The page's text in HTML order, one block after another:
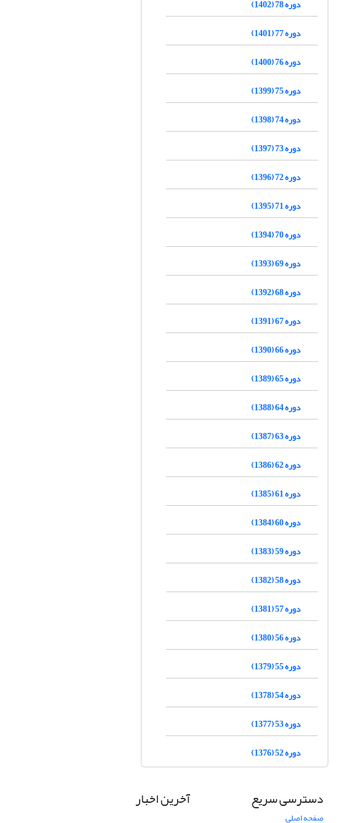
دوره 78 (1402)
دوره 77 (1401)
دوره 76 (1400)
دوره 75 (1399)
دوره 74 (1398)
دوره 73 (1397)
دوره 72 (1396)
دوره 71 (1395)
دوره 70 (1394)
دوره 69 (1393)
دوره 68 (1392)
دوره 67 (1391)
دوره 66 (1390)
دوره 65 (1389)
دوره 64 (1388)
دوره 63 (1387)
دوره 62 (1386)
دوره 61 (1385)
دوره 60 (1384)
دوره 59 (1383)
دوره 58 (1382)
دوره 57 (1381)
دوره 56 (1380)
دوره 55 (1379)
دوره 54 (1378)
دوره 53 (1377)
دوره 52 (1376)
دسترسی سریع
صفحه اصلی
آخرین اخبار